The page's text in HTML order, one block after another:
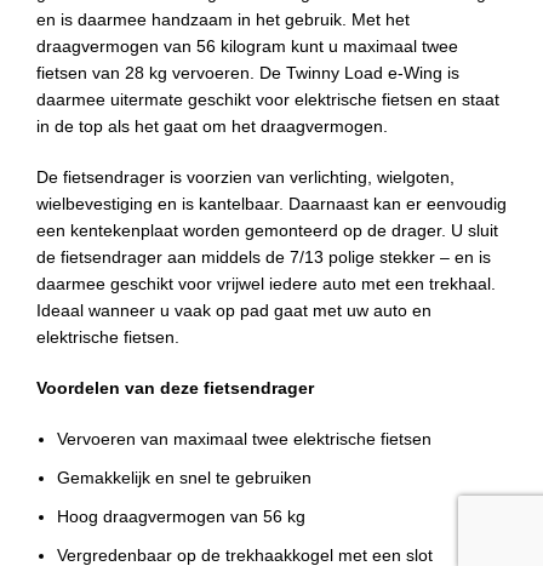
en is daarmee handzaam in het gebruik. Met het
draagvermogen van 56 kilogram kunt u maximaal twee
fietsen van 28 kg vervoeren. De Twinny Load e-Wing is
daarmee uitermate geschikt voor elektrische fietsen en staat
in de top als het gaat om het draagvermogen.
De fietsendrager is voorzien van verlichting, wielgoten,
wielbevestiging en is kantelbaar. Daarnaast kan er eenvoudig
een kentekenplaat worden gemonteerd op de drager. U sluit
de fietsendrager aan middels de 7/13 polige stekker – en is
daarmee geschikt voor vrijwel iedere auto met een trekhaal.
Ideaal wanneer u vaak op pad gaat met uw auto en
elektrische fietsen.
Voordelen van deze fietsendrager
Vervoeren van maximaal twee elektrische fietsen
Gemakkelijk en snel te gebruiken
Hoog draagvermogen van 56 kg
Vergredenbaar op de trekhaakkogel met een slot